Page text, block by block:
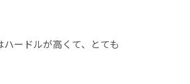
ードルが高くて、とても